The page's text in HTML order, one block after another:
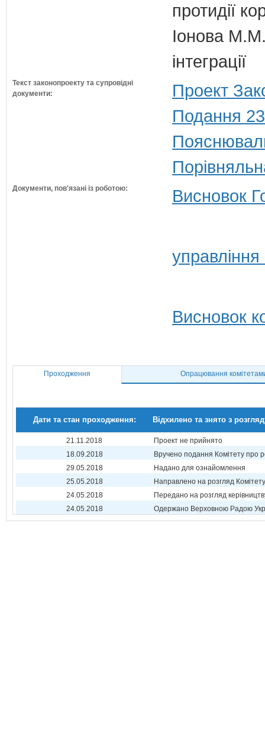
протидії
Іонова М.М.
інтеграції
Текст законопроекту та супровідні
документи:
Проект
Подання
Документи, пов'язані із роботою: Висновок
Висновок
Проходження Опрацювання
Дати та стан проходження: Відхилено та знято з
21.11.2018
Проект не прийнято
18.09.2018
Вручено подання Комітету про
29.05.2018
Надано для ознайомлення
25.05.2018
Направлено на розгляд Комітету
24.05.2018
Передано на розгляд
24.05.2018
Одержано Верховною Радою